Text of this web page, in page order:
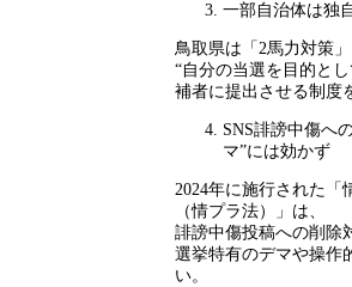
一部自治体は独
鳥取県は「 2馬力対策
“自分の当選を目的と
補者に提出させる制度
SNS誹謗中傷へ
マ”には効かず
2024年に施行された「
（情プラ法）」は、
誹謗中傷投稿への削除
選挙特有のデマや操作
い。